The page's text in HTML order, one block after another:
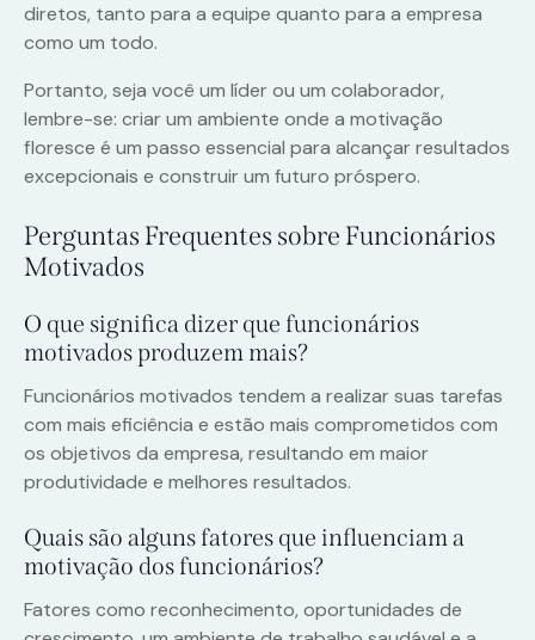
diretos, tanto para a equipe quanto para a empresa
como um todo.
Portanto, seja você um líder ou um colaborador,
lembre-se: criar um ambiente onde a motivação
floresce é um passo essencial para alcançar resultados
excepcionais e construir um futuro próspero.
Perguntas Frequentes sobre Funcionários
Motivados
O que significa dizer que funcionários
motivados produzem mais?
Funcionários motivados tendem a realizar suas tarefas
com mais eficiência e estão mais comprometidos com
os objetivos da empresa, resultando em maior
produtividade e melhores resultados.
Quais são alguns fatores que influenciam a
motivação dos funcionários?
Fatores como reconhecimento, oportunidades de